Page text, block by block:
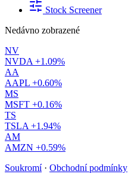
Stock Screener
Nedávno zobrazené
NV
NVDA +1.09%
AA
AAPL +0.60%
MS
MSFT +0.16%
TS
TSLA +1.94%
AM
AMZN +0.59%
Soukromí · Obchodní podmínky